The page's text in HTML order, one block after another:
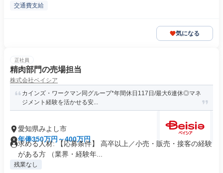
交通費支給
気になる
正社員
精肉部門の売場担当
株式会社ベイシア
カインズ・ワークマン同グループ*年間休日117日/最大6連休◎マネ
ジメント経験を活かせる安...
愛知県みよし市
年俸350万円～400万円
求める人材: 【応募条件】 高卒以上／小売・販売・接客の経験
がある方 （業界・経験年...
残業なし